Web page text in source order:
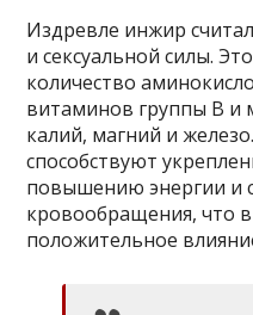
Издревле инжир
и сексуальной силы.
количество
витаминов группы В и
калий, магний и
способствуют
повышению энергии и
кровообращения, что
положительное